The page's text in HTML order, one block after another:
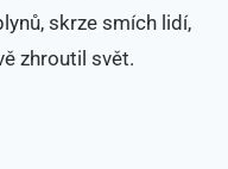
skrze smích lidí,
zhroutil svět.